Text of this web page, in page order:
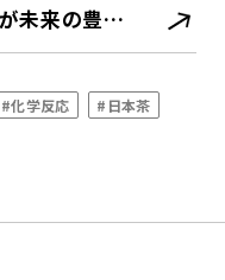
絶滅寸前で救われた文化が未来の豊かさの源泉になる
#化学反応
#日本茶